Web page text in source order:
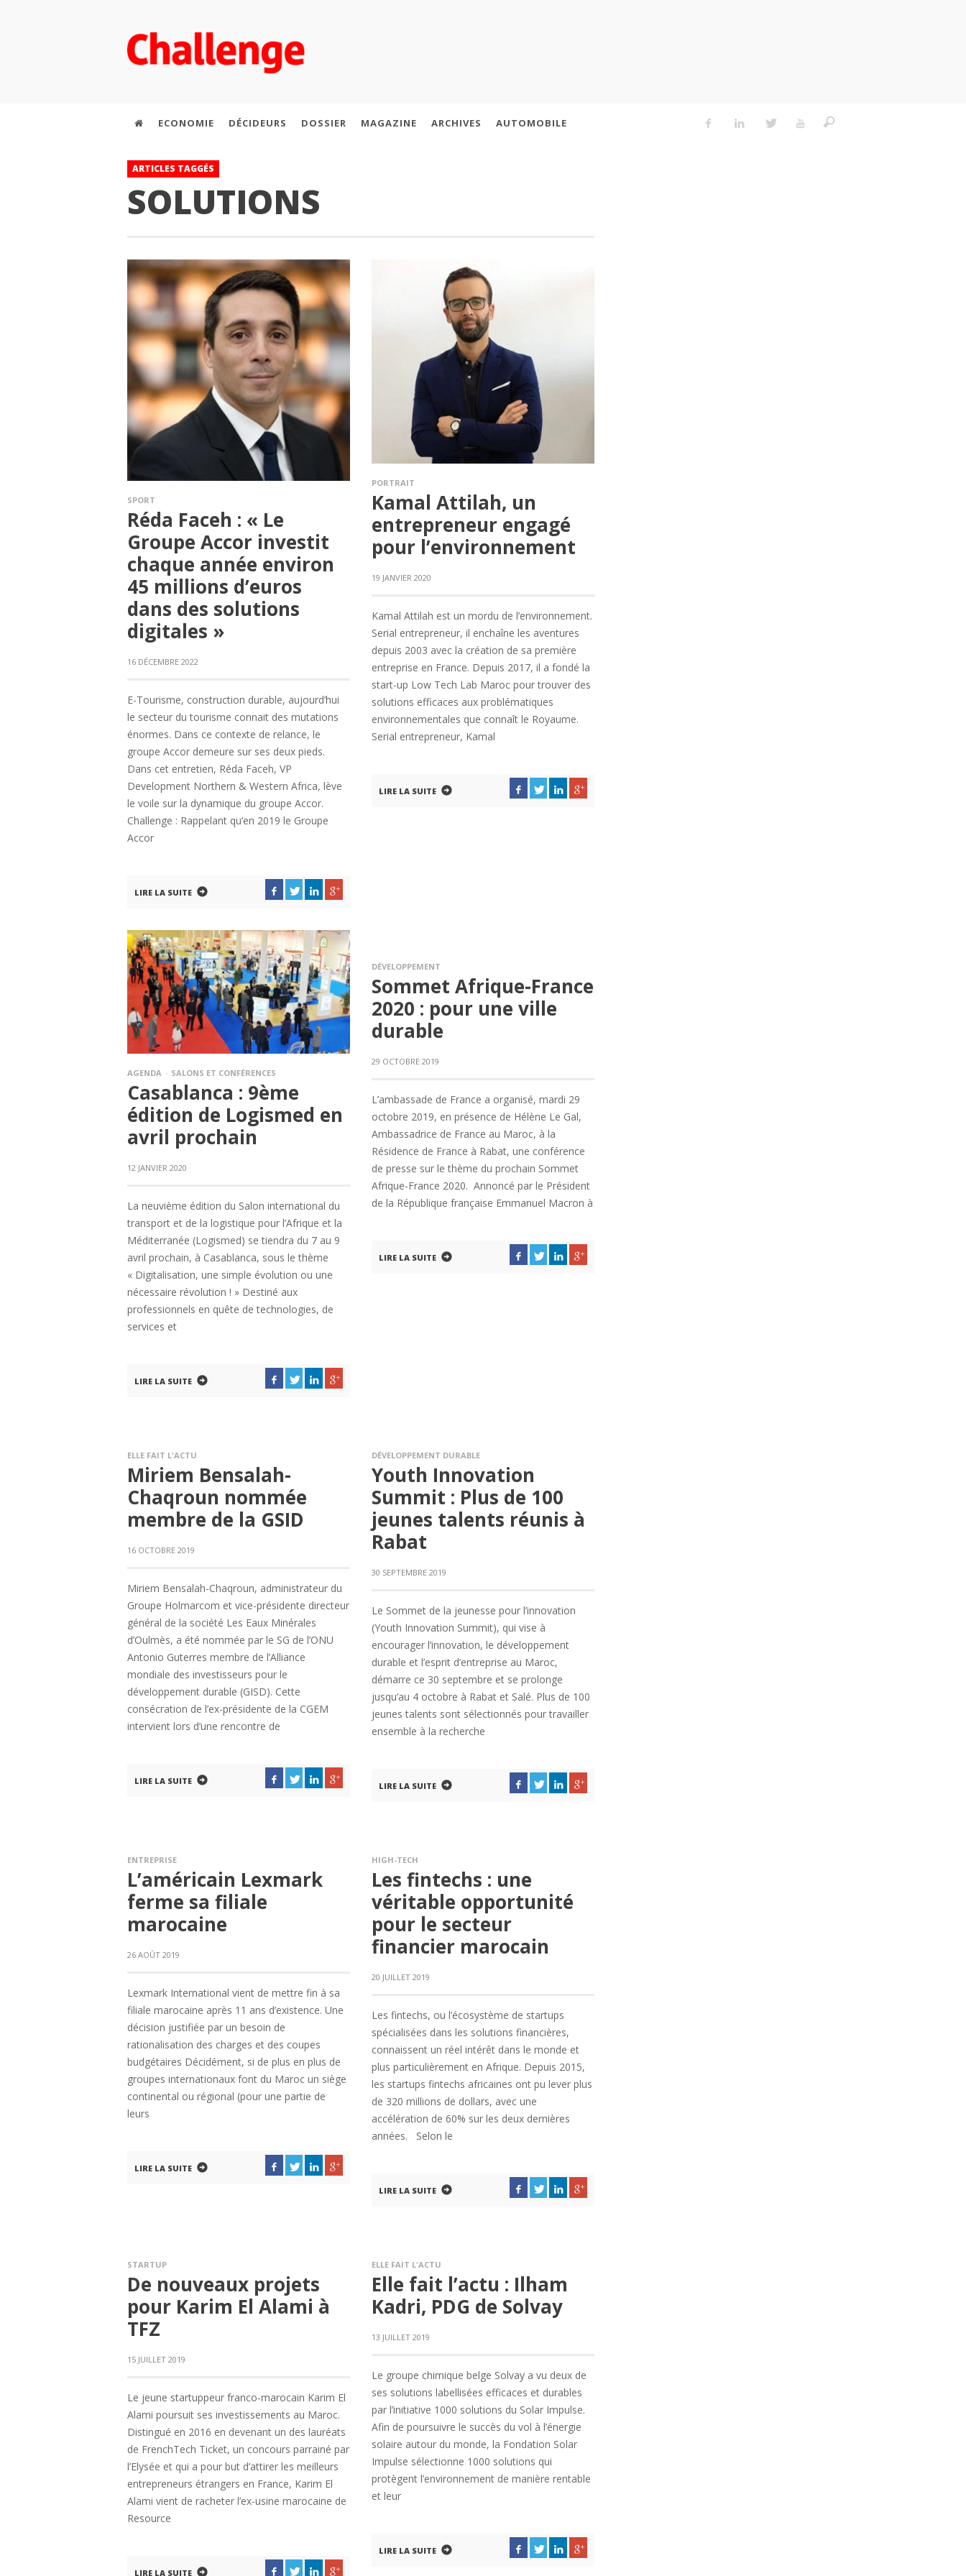
ECONOMIE DÉCIDEURS DOSSIER MAGAZINE ARCHIVES AUTOMOBILE
ARTICLES TAGGÉS
SOLUTIONS
SPORT
Réda Faceh : « Le
Groupe Accor investit
chaque année environ
45 millions d’euros
dans des solutions
digitales »
16 DÉCEMBRE 2022
E-Tourisme, construction durable, aujourd’hui
le secteur du tourisme connait des mutations
énormes. Dans ce contexte de relance, le
groupe Accor demeure sur ses deux pieds.
Dans cet entretien, Réda Faceh, VP
Development Northern & Western Africa, lève
le voile sur la dynamique du groupe Accor.
Challenge : Rappelant qu’en 2019 le Groupe
Accor
LIRE LA SUITE
PORTRAIT
Kamal Attilah, un
entrepreneur engagé
pour l’environnement
19 JANVIER 2020
Kamal Attilah est un mordu de l’environnement.
Serial entrepreneur, il enchaîne les aventures
depuis 2003 avec la création de sa première
entreprise en France. Depuis 2017, il a fondé la
start-up Low Tech Lab Maroc pour trouver des
solutions efficaces aux problématiques
environnementales que connaît le Royaume.
Serial entrepreneur, Kamal
LIRE LA SUITE
AGENDA SALONS ET CONFÉRENCES
Casablanca : 9ème
édition de Logismed en
avril prochain
12 JANVIER 2020
La neuvième édition du Salon international du
transport et de la logistique pour l’Afrique et la
Méditerranée (Logismed) se tiendra du 7 au 9
avril prochain, à Casablanca, sous le thème
« Digitalisation, une simple évolution ou une
nécessaire révolution ! » Destiné aux
professionnels en quête de technologies, de
services et
LIRE LA SUITE
DÉVELOPPEMENT
Sommet Afrique-France
2020 : pour une ville
durable
29 OCTOBRE 2019
L’ambassade de France a organisé, mardi 29
octobre 2019, en présence de Hélène Le Gal,
Ambassadrice de France au Maroc, à la
Résidence de France à Rabat, une conférence
de presse sur le thème du prochain Sommet
Afrique-France 2020. Annoncé par le Président
de la République française Emmanuel Macron à
LIRE LA SUITE
ELLE FAIT L'ACTU
Miriem Bensalah-
Chaqroun nommée
membre de la GSID
16 OCTOBRE 2019
Miriem Bensalah-Chaqroun, administrateur du
Groupe Holmarcom et vice-présidente directeur
général de la société Les Eaux Minérales
d’Oulmès, a été nommée par le SG de l’ONU
Antonio Guterres membre de l’Alliance
mondiale des investisseurs pour le
développement durable (GISD). Cette
consécration de l’ex-présidente de la CGEM
intervient lors d’une rencontre de
LIRE LA SUITE
DÉVELOPPEMENT DURABLE
Youth Innovation
Summit : Plus de 100
jeunes talents réunis à
Rabat
30 SEPTEMBRE 2019
Le Sommet de la jeunesse pour l’innovation
(Youth Innovation Summit), qui vise à
encourager l’innovation, le développement
durable et l’esprit d’entreprise au Maroc,
démarre ce 30 septembre et se prolonge
jusqu’au 4 octobre à Rabat et Salé. Plus de 100
jeunes talents sont sélectionnés pour travailler
ensemble à la recherche
LIRE LA SUITE
ENTREPRISE
L’américain Lexmark
ferme sa filiale
marocaine
26 AOÛT 2019
Lexmark International vient de mettre fin à sa
filiale marocaine après 11 ans d’existence. Une
décision justifiée par un besoin de
rationalisation des charges et des coupes
budgétaires Décidément, si de plus en plus de
groupes internationaux font du Maroc un siège
continental ou régional (pour une partie de
leurs
LIRE LA SUITE
HIGH-TECH
Les fintechs : une
véritable opportunité
pour le secteur
financier marocain
20 JUILLET 2019
Les fintechs, ou l’écosystème de startups
spécialisées dans les solutions financières,
connaissent un réel intérêt dans le monde et
plus particulièrement en Afrique. Depuis 2015,
les startups fintechs africaines ont pu lever plus
de 320 millions de dollars, avec une
accélération de 60% sur les deux dernières
années. Selon le
LIRE LA SUITE
STARTUP
De nouveaux projets
pour Karim El Alami à
TFZ
15 JUILLET 2019
Le jeune startuppeur franco-marocain Karim El
Alami poursuit ses investissements au Maroc.
Distingué en 2016 en devenant un des lauréats
de FrenchTech Ticket, un concours parrainé par
l’Elysée et qui a pour but d’attirer les meilleurs
entrepreneurs étrangers en France, Karim El
Alami vient de racheter l’ex-usine marocaine de
Resource
LIRE LA SUITE
ELLE FAIT L'ACTU
Elle fait l’actu : Ilham
Kadri, PDG de Solvay
13 JUILLET 2019
Le groupe chimique belge Solvay a vu deux de
ses solutions labellisées efficaces et durables
par l’initiative 1000 solutions du Solar Impulse.
Afin de poursuivre le succès du vol à l’énergie
solaire autour du monde, la Fondation Solar
Impulse sélectionne 1000 solutions qui
protègent l’environnement de manière rentable
et leur
LIRE LA SUITE